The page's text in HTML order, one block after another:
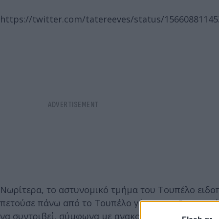
https://twitter.com/tatereeves/status/
Νωρίτερα, το αστυνομικό τμήμα του Τουπέλο
πετούσε πάνω από το Τουπέλο γύρω στις 5 το
να συντριβεί, σύμφωνα με ανακοίνωση της